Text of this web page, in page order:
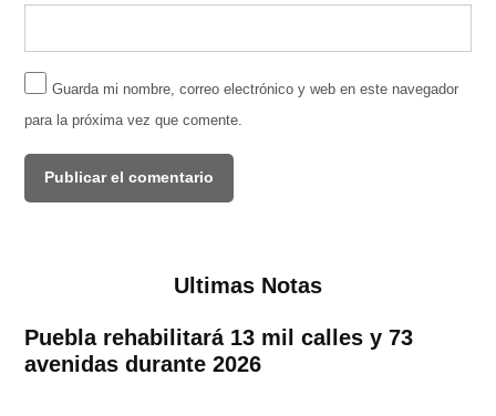
Guarda mi nombre, correo electrónico y web en este navegador
para la próxima vez que comente.
Ultimas Notas
Puebla rehabilitará 13 mil calles y 73
avenidas durante 2026